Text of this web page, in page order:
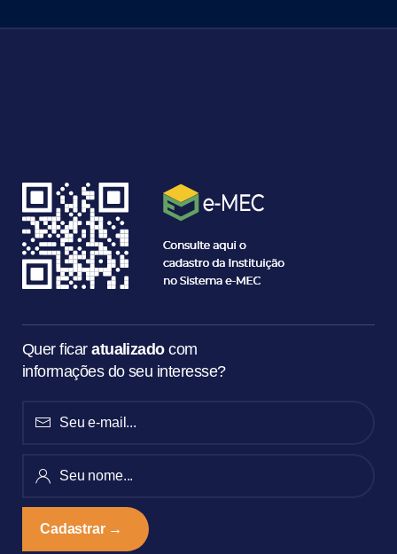
Quer ficaratualizadocom
informações do seu interesse?
MAIL...
NOME...